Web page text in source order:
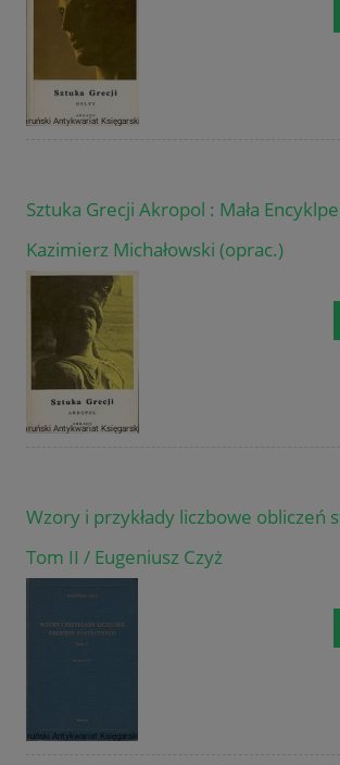
Sztuka Grecji Akropol : Mała
Kazimierz Michałowski (oprac.)
Wzory i przykłady liczbowe obliczeń
Tom II / Eugeniusz Czyż